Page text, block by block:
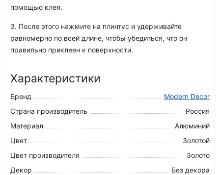
помощью клея.
3. После этого нажмите на плинтус и удерживайте
равномерно по всей длине, чтобы убедиться, что он
правильно приклеен к поверхности.
Характеристики
Бренд
Modern Decor
Страна производитель
Россия
Материал
Алюминий
Цвет
Золотой
Цвет производителя
Золото
Декор
Без декора